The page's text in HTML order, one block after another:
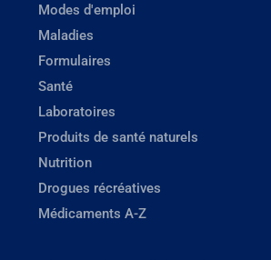
Modes d'emploi
Maladies
Formulaires
Santé
Laboratoires
Produits de santé naturels
Nutrition
Drogues récréatives
Médicaments A-Z